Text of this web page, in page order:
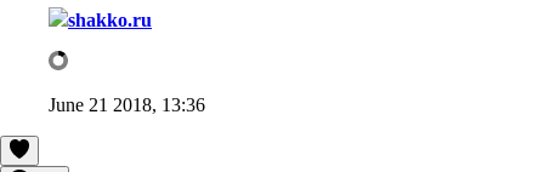
shakko.ru
June 21 2018, 13:36